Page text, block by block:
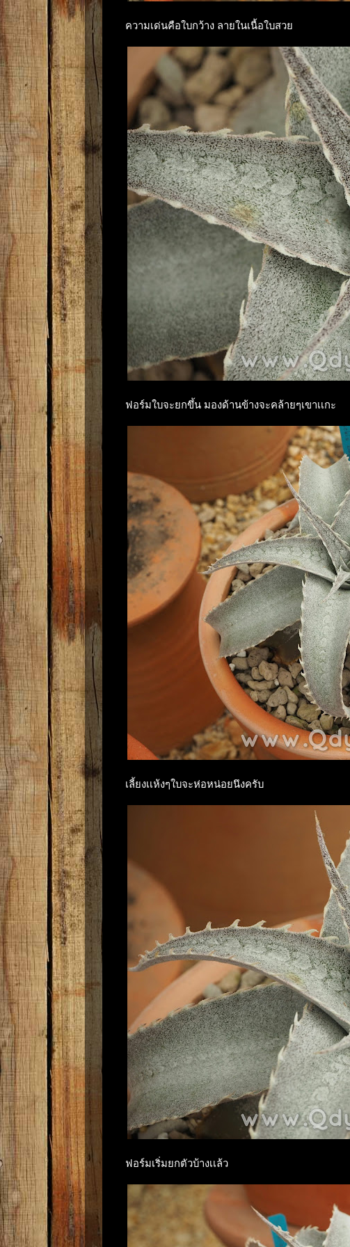
ความเด่นคือใบกว้าง ลายในเนื้อใบสวย
ฟอร์มใบจะยกขึ้น มองด้านข้างจะคล้ายๆเขาเเกะ
เลี้ยงเเห้งๆใบจะห่อหน่อยนึงครับ
ฟอร์มเริ่มยกตัวบ้างเเล้ว